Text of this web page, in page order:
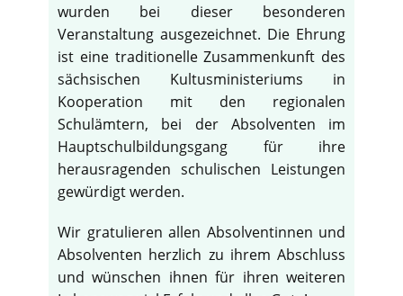
wurden bei dieser besonderen
Veranstaltung ausgezeichnet. Die Ehrung
ist eine traditionelle Zusammenkunft des
sächsischen Kultusministeriums in
Kooperation mit den regionalen
Schulämtern, bei der Absolventen im
Hauptschulbildungsgang für ihre
herausragenden schulischen Leistungen
gewürdigt werden.
Wir gratulieren allen Absolventinnen und
Absolventen herzlich zu ihrem Abschluss
und wünschen ihnen für ihren weiteren